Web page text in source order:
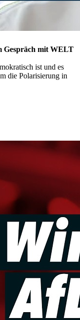
Gespräch mit WELT
ist und es
die Polarisierung in